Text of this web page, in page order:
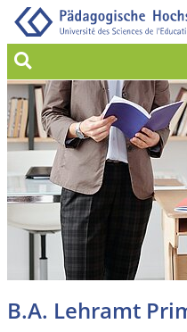
Suche
B.A. Lehramt